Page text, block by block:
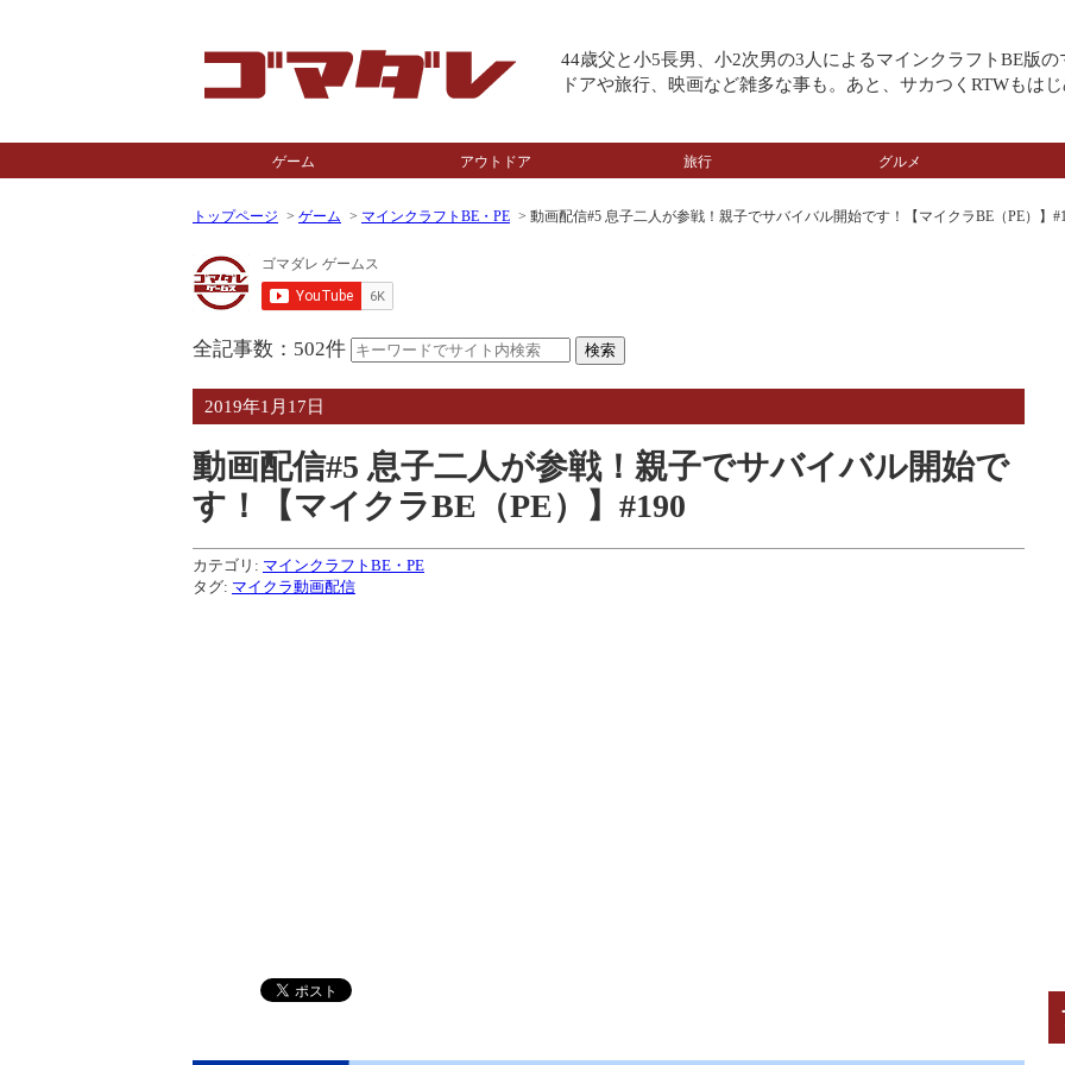
44歳父と小5長男、小2次男の3人によるマインクラフトBE版
ドアや旅行、映画など雑多な事も。あと、サカつくRTWもはじ
ゲーム アウトドア 旅行 グルメ
トップページ ゲーム マインクラフトBE・PE 動画配信#5 息子二人が参戦！親子でサバイバル開始です！【マイクラBE（PE）】
全記事数：502件
2019年1月17日
動画配信#5 息子二人が参戦！親子でサバイバル開始で
す！【マイクラBE（PE）】#190
カテゴリ: マインクラフトBE・PE
タグ: マイクラ動画配信